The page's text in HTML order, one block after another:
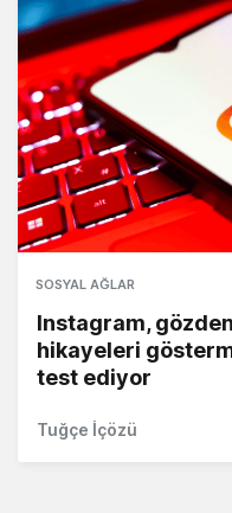
SOSYAL AĞLAR
Instagram,
hikayeleri
test ediyor
Tuğçe İçözü